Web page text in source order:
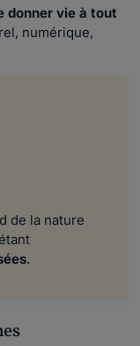
donner vie à tout
numérique,
de la nature
.